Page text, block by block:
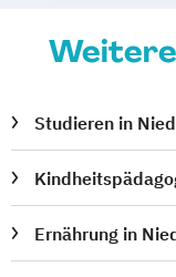
Studieren in
Ernährung in